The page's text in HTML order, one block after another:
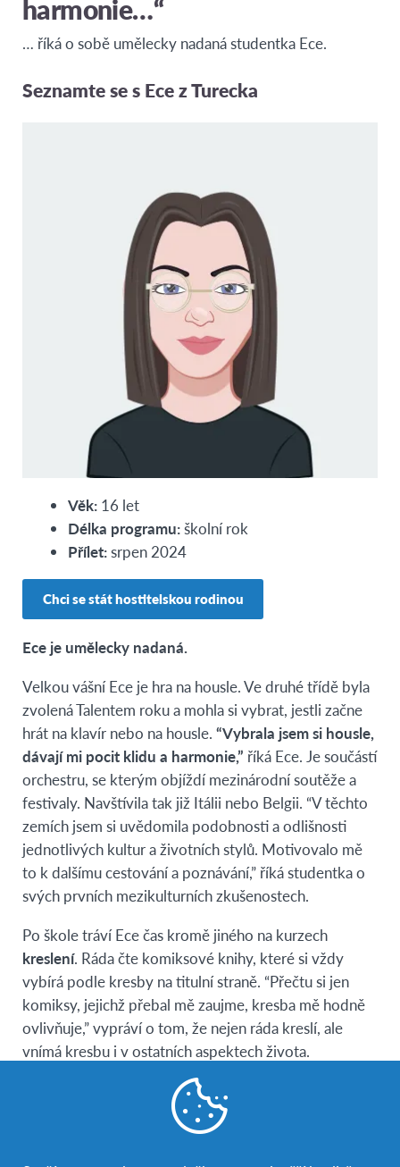
harmonie…“
… říká o sobě umělecky nadaná studentka Ece.
Seznamte se s Ece z Turecka
Věk: 16 let
Délka programu:školní rok
Přílet:srpen 2024
Chci se stát hostitelskou rodinou
Ece je umělecky nadaná.
Velkou vášní Ece je hra na housle. Ve druhé třídě byla
zvolená Talentem roku a mohla si vybrat, jestli začne
hrát na klavír nebo na housle. “Vybrala jsem si housle,
dávají mi pocit klidu a harmonie,” říká Ece. Je součástí
orchestru, se kterým objíždí mezinárodní soutěže a
festivaly. Navštívila tak již Itálii nebo Belgii. “V těchto
zemích jsem si uvědomila podobnosti a odlišnosti
jednotlivých kultur a životních stylů. Motivovalo mě
to k dalšímu cestování a poznávání,” říká studentka o
svých prvních mezikulturních zkušenostech.
Po škole tráví Ece čas kromě jiného na kurzech
kreslení. Ráda čte komiksové knihy, které si vždy
vybírá podle kresby na titulní straně. “Přečtu si jen
komiksy, jejichž přebal mě zaujme, kresba mě hodně
ovlivňuje,” vypráví o tom, že nejen ráda kreslí, ale
vnímá kresbu i v ostatních aspektech života.
Dětským snem Ece je stát se
se o dinosaury. “Tato prehistorická zvířata mě fascinují.
Přečetla jsem o nich mnoho knih a shlédla mnoho